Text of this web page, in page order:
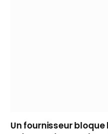
Un fournisseur bloque